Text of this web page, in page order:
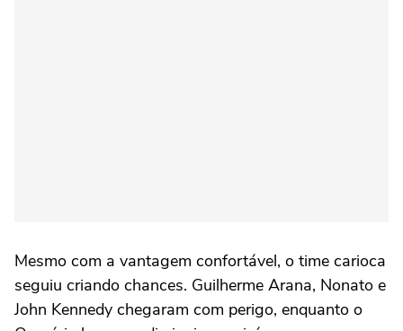
Mesmo com a vantagem confortável, o time carioca
seguiu criando chances. Guilherme Arana, Nonato e
John Kennedy chegaram com perigo, enquanto o